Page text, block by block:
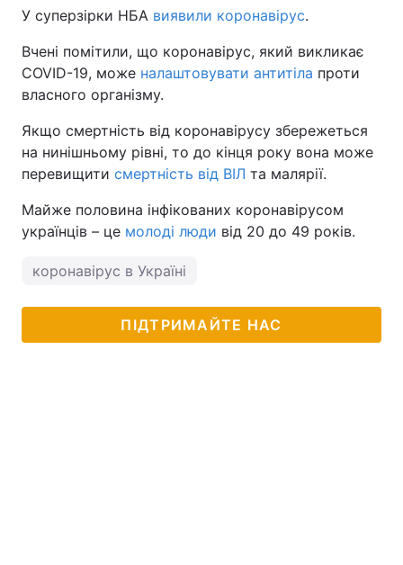
У суперзірки НБА виявили коронавірус.
Вчені помітили, що коронавірус, який викликає
COVID-19, може налаштовувати антитіла проти
власного організму.
Якщо смертність від коронавірусу збережеться
на нинішньому рівні, то до кінця року вона може
перевищити смертність від ВІЛ та малярії.
Майже половина інфікованих коронавірусом
українців – це молоді люди від 20 до 49 років.
коронавірус в Україні
ПІДТРИМАЙТЕ НАС